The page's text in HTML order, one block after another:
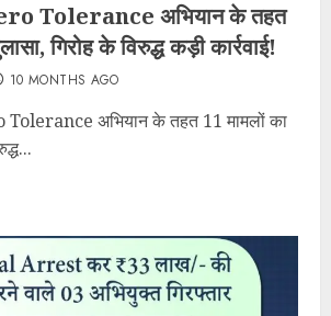
Tolerance अभियान के तहत
गिरोह के विरुद्ध कड़ी कार्रवाई!
10 MONTHS AGO
अभियान के तहत 11 मामलों का